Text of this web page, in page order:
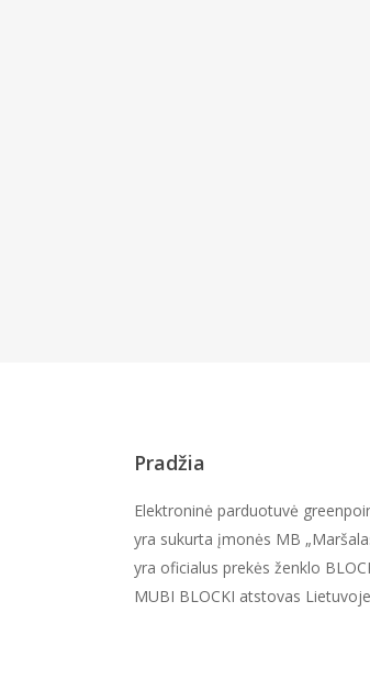
Pradžia
Elektroninė parduotuvė
yra sukurta įmonės MB
yra oficialus prekės ženklo
MUBI BLOCKI atstovas